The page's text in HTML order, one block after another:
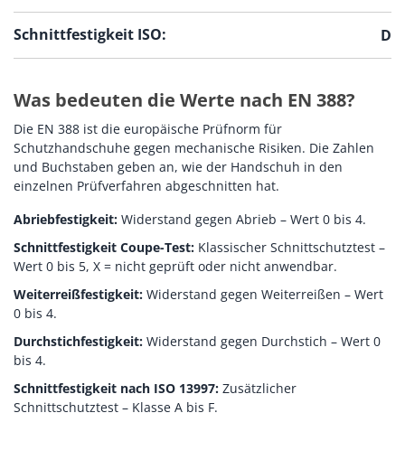
Schnittfestigkeit ISO: D
Was bedeuten die Werte nach EN 388?
Die EN 388 ist die europäische Prüfnorm für
Schutzhandschuhe gegen mechanische Risiken. Die Zahlen
und Buchstaben geben an, wie der Handschuh in den
einzelnen Prüfverfahren abgeschnitten hat.
Abriebfestigkeit: Widerstand gegen Abrieb – Wert 0 bis 4.
Schnittfestigkeit Coupe-Test: Klassischer Schnittschutztest –
Wert 0 bis 5, X = nicht geprüft oder nicht anwendbar.
Weiterreißfestigkeit: Widerstand gegen Weiterreißen – Wert
0 bis 4.
Durchstichfestigkeit: Widerstand gegen Durchstich – Wert 0
bis 4.
Schnittfestigkeit nach ISO 13997: Zusätzlicher
Schnittschutztest – Klasse A bis F.